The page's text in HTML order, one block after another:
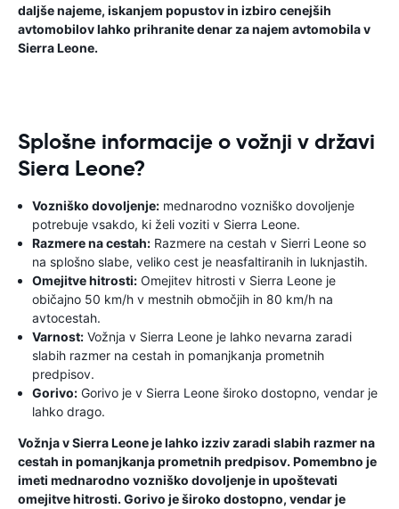
daljše najeme, iskanjem popustov in izbiro cenejših
avtomobilov lahko prihranite denar za najem avtomobila v
Sierra Leone.
Splošne informacije o vožnji v državi
Siera Leone?
Vozniško dovoljenje: mednarodno vozniško dovoljenje
potrebuje vsakdo, ki želi voziti v Sierra Leone.
Razmere na cestah: Razmere na cestah v Sierri Leone so
na splošno slabe, veliko cest je neasfaltiranih in luknjastih.
Omejitve hitrosti: Omejitev hitrosti v Sierra Leone je
običajno 50 km/h v mestnih območjih in 80 km/h na
avtocestah.
Varnost: Vožnja v Sierra Leone je lahko nevarna zaradi
slabih razmer na cestah in pomanjkanja prometnih
predpisov.
Gorivo: Gorivo je v Sierra Leone široko dostopno, vendar je
lahko drago.
Vožnja v Sierra Leone je lahko izziv zaradi slabih razmer na
cestah in pomanjkanja prometnih predpisov. Pomembno je
imeti mednarodno vozniško dovoljenje in upoštevati
omejitve hitrosti. Gorivo je široko dostopno, vendar je